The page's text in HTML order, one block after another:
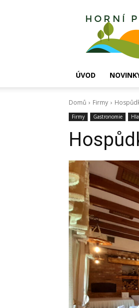
ÚVOD
Domů Firmy
Firmy Gastronomie